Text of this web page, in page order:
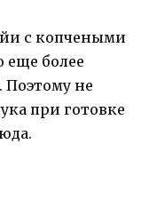
с копчеными
еще более
не
при готовке